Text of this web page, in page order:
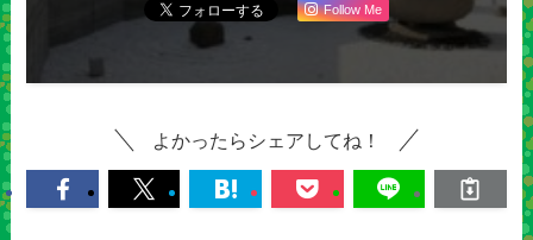
Follow Me
よかったらシェアしてね！